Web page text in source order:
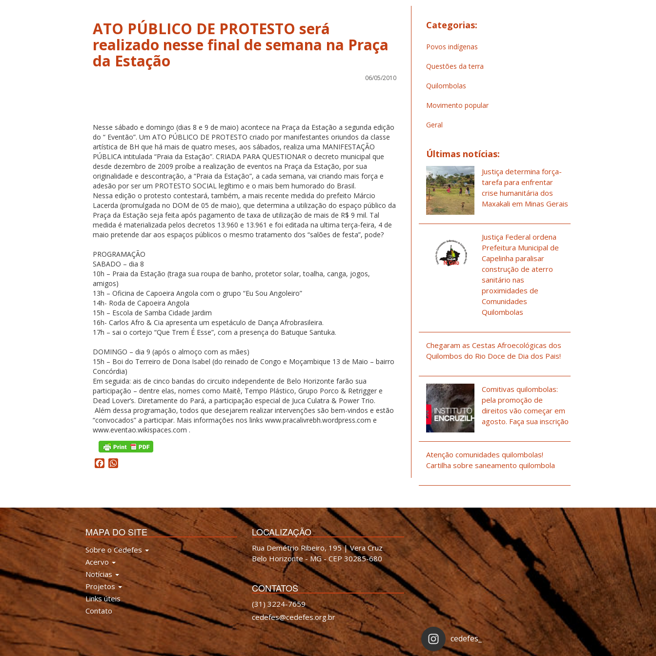
ATO PÚBLICO DE PROTESTO será
realizado nesse final de semana na Praça
da Estação
06/05/2010
Nesse sábado e domingo (dias 8 e 9 de maio) acontece na Praça da Estação a segunda edição
do “ Eventão”. Um ATO PÚBLICO DE PROTESTO criado por manifestantes oriundos da classe
artística de BH que há mais de quatro meses, aos sábados, realiza uma MANIFESTAÇÃO
PÚBLICA intitulada “Praia da Estação”. CRIADA PARA QUESTIONAR o decreto municipal que
desde dezembro de 2009 proíbe a realização de eventos na Praça da Estação, por sua
originalidade e descontração, a “Praia da Estação”, a cada semana, vai criando mais força e
adesão por ser um PROTESTO SOCIAL legítimo e o mais bem humorado do Brasil.
Nessa edição o protesto contestará, também, a mais recente medida do prefeito Márcio
Lacerda (promulgada no DOM de 05 de maio), que determina a utilização do espaço público da
Praça da Estação seja feita após pagamento de taxa de utilização de mais de R$ 9 mil. Tal
medida é materializada pelos decretos 13.960 e 13.961 e foi editada na ultima terça-feira, 4 de
maio pretende dar aos espaços públicos o mesmo tratamento dos “salões de festa”, pode?
PROGRAMAÇÃO
SABADO – dia 8
10h – Praia da Estação (traga sua roupa de banho, protetor solar, toalha, canga, jogos,
amigos)
13h – Oficina de Capoeira Angola com o grupo “Eu Sou Angoleiro”
14h- Roda de Capoeira Angola
15h – Escola de Samba Cidade Jardim
16h- Carlos Afro & Cia apresenta um espetáculo de Dança Afrobrasileira.
17h – sai o cortejo “Que Trem É Esse”, com a presença do Batuque Santuka.
DOMINGO – dia 9 (após o almoço com as mães)
15h – Boi do Terreiro de Dona Isabel (do reinado de Congo e Moçambique 13 de Maio – bairro
Concórdia)
Em seguida: ais de cinco bandas do circuito independente de Belo Horizonte farão sua
participação – dentre elas, nomes como Maitê, Tempo Plástico, Grupo Porco & Retrigger e
Dead Lover’s. Diretamente do Pará, a participação especial de Juca Culatra & Power Trio.
Além dessa programação, todos que desejarem realizar intervenções são bem-vindos e estão
“convocados” a participar. Mais informações nos links www.pracalivrebh.wordpress.com e
www.eventao.wikispaces.com .
Facebook
Categorias:
Povos indígenas
Questões da terra
Quilombolas
Movimento popular
Geral
Últimas notícias:
Justiça determina força-
tarefa para enfrentar
crise humanitária dos
Maxakali em Minas Gerais
Justiça Federal ordena
Prefeitura Municipal de
Capelinha paralisar
construção de aterro
sanitário nas
proximidades de
Comunidades
Quilombolas
Chegaram as Cestas Afroecológicas dos
Quilombos do Rio Doce de Dia dos Pais!
Comitivas quilombolas:
pela promoção de
direitos vão começar em
agosto. Faça sua inscrição
Atenção comunidades quilombolas!
Cartilha sobre saneamento quilombola
MAPA DO SITE
Sobre o Cedefes
Acervo
Notícias
Projetos
Links úteis
Contato
LOCALIZAÇÃO
Rua Demétrio Ribeiro, 195 | Vera Cruz
Belo Horizonte - MG - CEP 30285-680
CONTATOS
(31) 3224-7659
cedefes@cedefes.org.br
cedefes_